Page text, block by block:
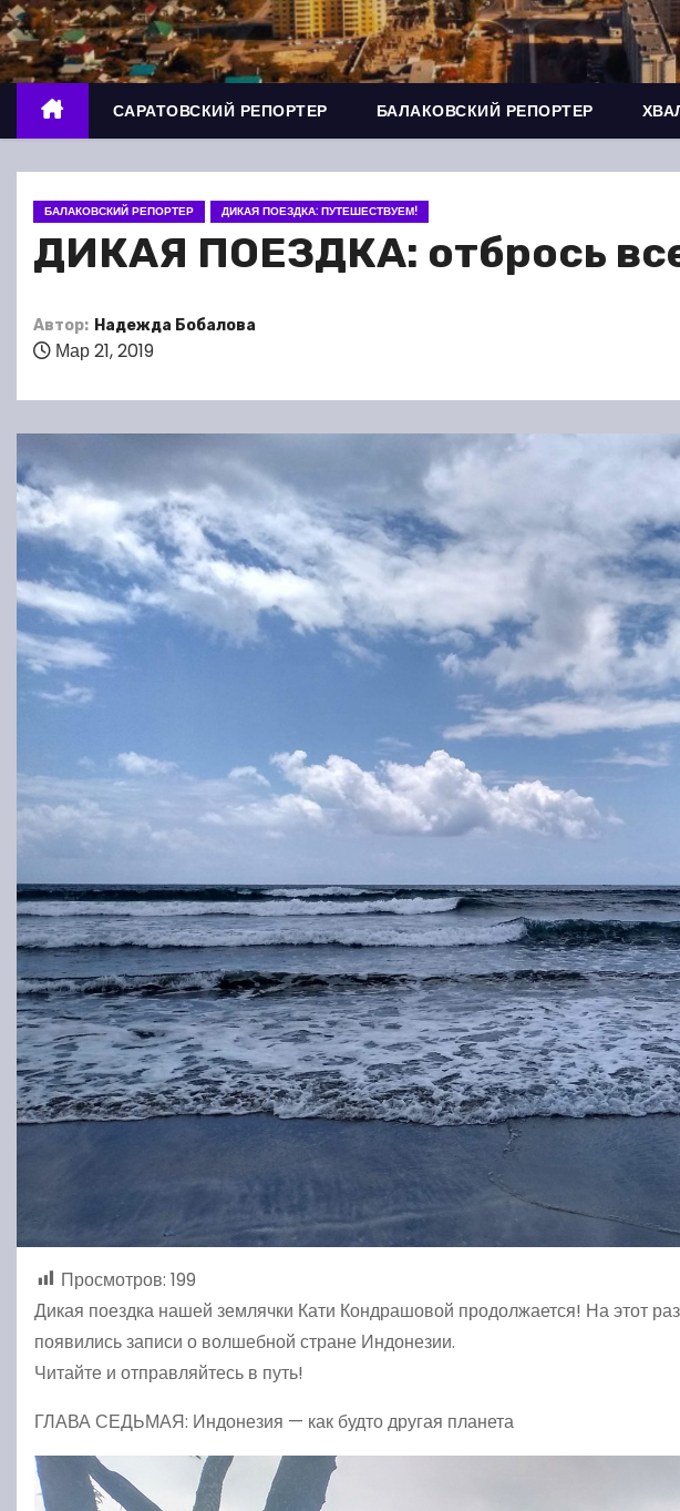
о
м
у
САРАТОВСКИЙ РЕПОРТЕР БАЛАКОВСКИЙ РЕПОРТЕР
БАЛАКОВСКИЙ РЕПОРТЕР ДИКАЯ ПОЕЗДКА: ПУТЕШЕСТВУЕМ!
ДИКАЯ ПОЕЗДКА: отбрось
Автор: Надежда Бобалова
Мар 21, 2019
Просмотров: 199
Дикая поездка нашей землячки Кати Кондрашовой продолжается! На этот
появились записи о волшебной стране Индонезии.
Читайте и отправляйтесь в путь!
ГЛАВА СЕДЬМАЯ: Индонезия — как будто другая планета